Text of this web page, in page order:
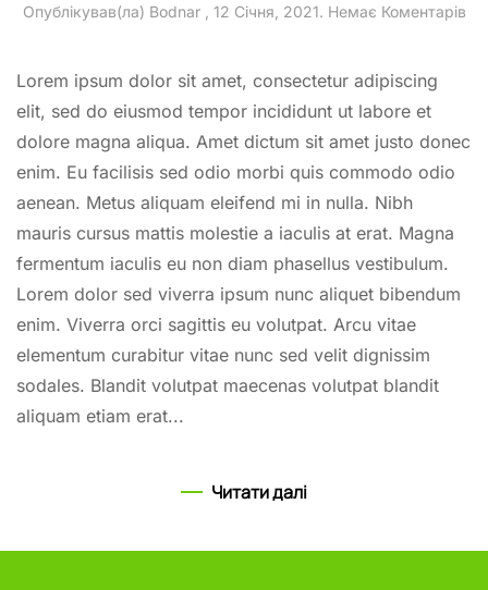
Опублікував(ла) Bodnar, 12 Січня, 2021. Немає Коментарівдо
Lorem ipsum dolor sit amet, consectetur adipiscing
elit, sed do eiusmod tempor incididunt ut labore et
dolore magna aliqua. Amet dictum sit amet justo donec
enim. Eu facilisis sed odio morbi quis commodo odio
aenean. Metus aliquam eleifend mi in nulla. Nibh
mauris cursus mattis molestie a iaculis at erat. Magna
fermentum iaculis eu non diam phasellus vestibulum.
Lorem dolor sed viverra ipsum nunc aliquet bibendum
enim. Viverra orci sagittis eu volutpat. Arcu vitae
elementum curabitur vitae nunc sed velit dignissim
sodales. Blandit volutpat maecenas volutpat blandit
aliquam etiam erat...
Читати далі